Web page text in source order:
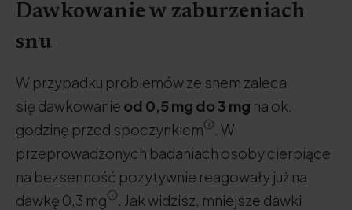
Dawkowanie w zaburzeniach
snu
W przypadku problemów ze snem zaleca
się dawkowanie od 0,5 mg do 3 mg na ok.
godzinę przed spoczynkiem
. W
przeprowadzonych badaniach osoby cierpiące
na bezsenność pozytywnie reagowały już na
dawkę 0,3 mg
. Jak widzisz, mniejsze dawki